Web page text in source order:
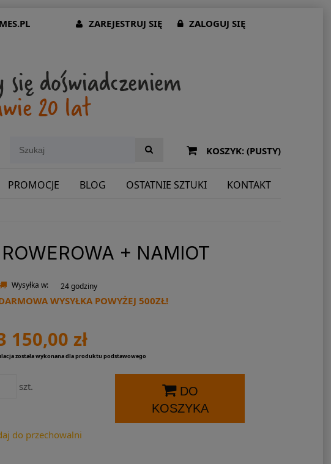
ZAREJESTRUJ SIĘ ZALOGUJ SIĘ
KOSZYK: (PUSTY)
PROMOCJE BLOG OSTATNIE SZTUKI KONTAKT
+ NAMIOT
Wysyłka w: 24 godziny
WYSYŁKA POWYŻEJ 500ZŁ!
150,00 zł
została wykonana dla produktu podstawowego
szt.
DO
KOSZYKA
do przechowalni